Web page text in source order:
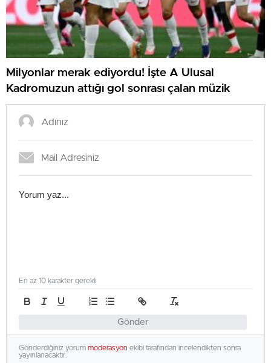
Milyonlar merak ediyordu! İşte A Ulusal
Kadromuzun attığı gol sonrası çalan müzik
Gönder
En az 10 karakter gerekli
Gönderdiğiniz yorum moderasyon ekibi tarafından incelendikten sonra
yayınlanacaktır.